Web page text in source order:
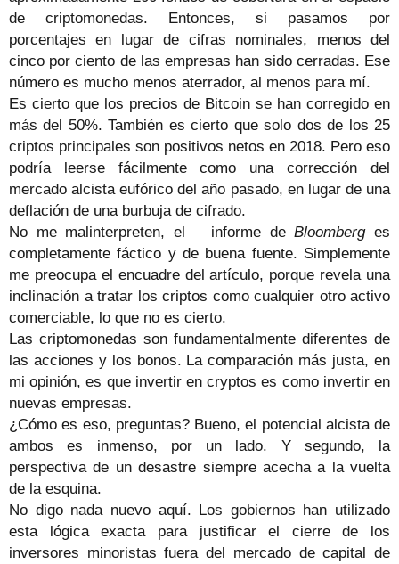
de criptomonedas. Entonces, si pasamos por
porcentajes en lugar de cifras nominales, menos del
cinco por ciento de las empresas han sido cerradas. Ese
número es mucho menos aterrador, al menos para mí.
Es cierto que los precios de Bitcoin se han corregido en
más del 50%. También es cierto que solo dos de los 25
criptos principales son positivos netos en 2018. Pero eso
podría leerse fácilmente como una corrección del
mercado alcista eufórico del año pasado, en lugar de una
deflación de una burbuja de cifrado.
No me malinterpreten, el informe deBloomberges
completamente fáctico y de buena fuente. Simplemente
me preocupa el encuadre del artículo, porque revela una
inclinación a tratar los criptos como cualquier otro activo
comerciable, lo que no es cierto.
Las criptomonedas son fundamentalmente diferentes de
las acciones y los bonos. La comparación más justa, en
mi opinión, es que invertir en cryptos es como invertir en
nuevas empresas.
¿Cómo es eso, preguntas? Bueno, el potencial alcista de
ambos es inmenso, por un lado. Y segundo, la
perspectiva de un desastre siempre acecha a la vuelta
de la esquina.
No digo nada nuevo aquí. Los gobiernos han utilizado
esta lógica exacta para justificar el cierre de los
inversores minoristas fuera del mercado de capital de